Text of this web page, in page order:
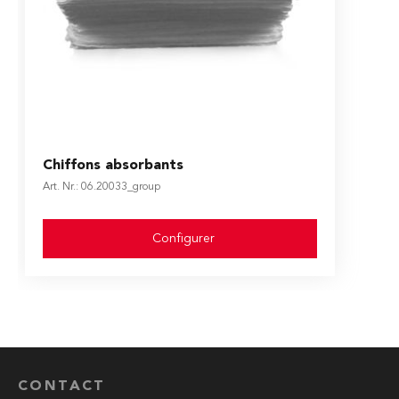
Chiffons absorbants
Art. Nr.: 06.20033_group
The price depends on the options chosen on the
Configurer
CONTACT